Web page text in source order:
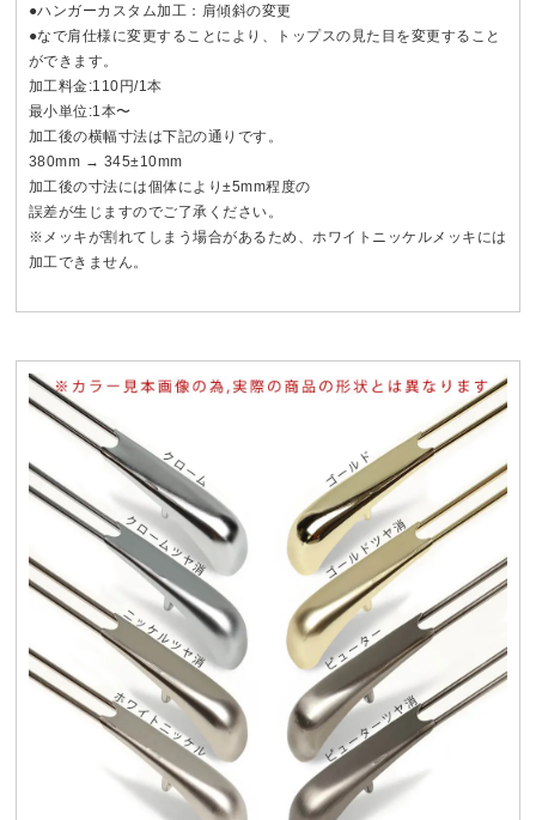
●ハンガーカスタム加工：肩傾斜の変更
●なで肩仕様に変更することにより、トップスの見た目を変更すること
ができます。
加工料金:110円/1本
最小単位:1本〜
加工後の横幅寸法は下記の通りです。
380mm → 345±10mm
加工後の寸法には個体により±5mm程度の
誤差が生じますのでご了承ください。
※メッキが割れてしまう場合があるため、ホワイトニッケルメッキには
加工できません。